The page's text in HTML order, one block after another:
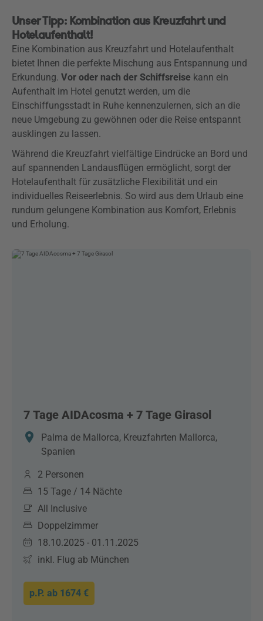
Unser Tipp: Kombination aus Kreuzfahrt und
Hotelaufenthalt!
Eine Kombination aus Kreuzfahrt und Hotelaufenthalt
bietet Ihnen die perfekte Mischung aus Entspannung und
Erkundung. Vor oder nach der Schiffsreise kann ein
Aufenthalt im Hotel genutzt werden, um die
Einschiffungsstadt in Ruhe kennenzulernen, sich an die
neue Umgebung zu gewöhnen oder die Reise entspannt
ausklingen zu lassen.
Während die Kreuzfahrt vielfältige Eindrücke an Bord und
auf spannenden Landausflügen ermöglicht, sorgt der
Hotelaufenthalt für zusätzliche Flexibilität und ein
individuelles Reiseerlebnis. So wird aus dem Urlaub eine
rundum gelungene Kombination aus Komfort, Erlebnis
und Erholung.
7 Tage AIDAcosma + 7 Tage Girasol
Palma de Mallorca, Kreuzfahrten Mallorca,
Spanien
2 Personen
15 Tage / 14 Nächte
All Inclusive
Doppelzimmer
18.10.2025 - 01.11.2025
inkl. Flug ab München
p.P. ab 1674 €